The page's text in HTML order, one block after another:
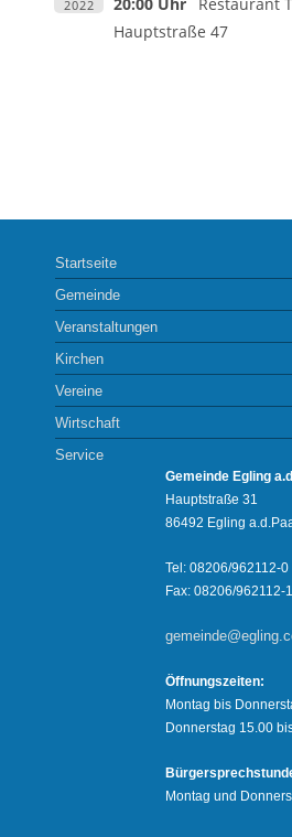
2022
Hauptstraße 47
Startseite
Gemeinde
Veranstaltungen
Kirchen
Vereine
Wirtschaft
Service
Gemeinde Egling
Hauptstraße 31
86492 Egling
Tel: 08206/962112-0
Fax: 08206/962112-
Öffnungszeiten:
Montag bis
Donnerstag 15.00
Montag und